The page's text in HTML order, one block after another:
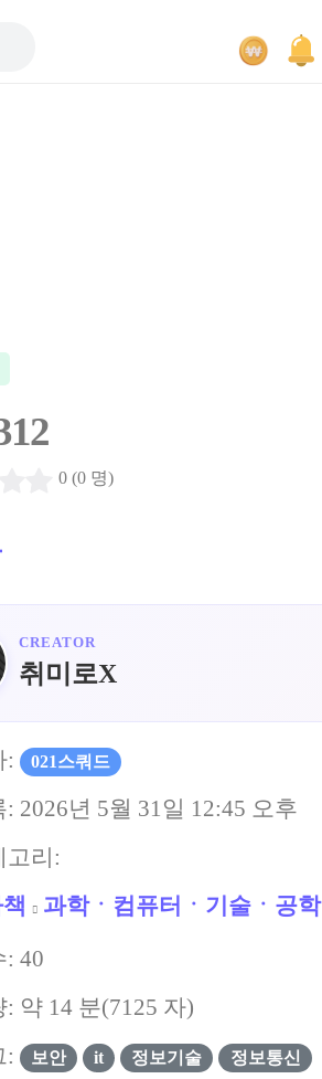
0 (0 명)
CREATOR
취미로X
: 021스쿼드
: 2026년 5월 31일 12:45 오후
고리:
과학ㆍ컴퓨터ㆍ기술ㆍ공학
: 40
: 약 14 분(7125 자)
:
보안 it 정보기술 정보통신